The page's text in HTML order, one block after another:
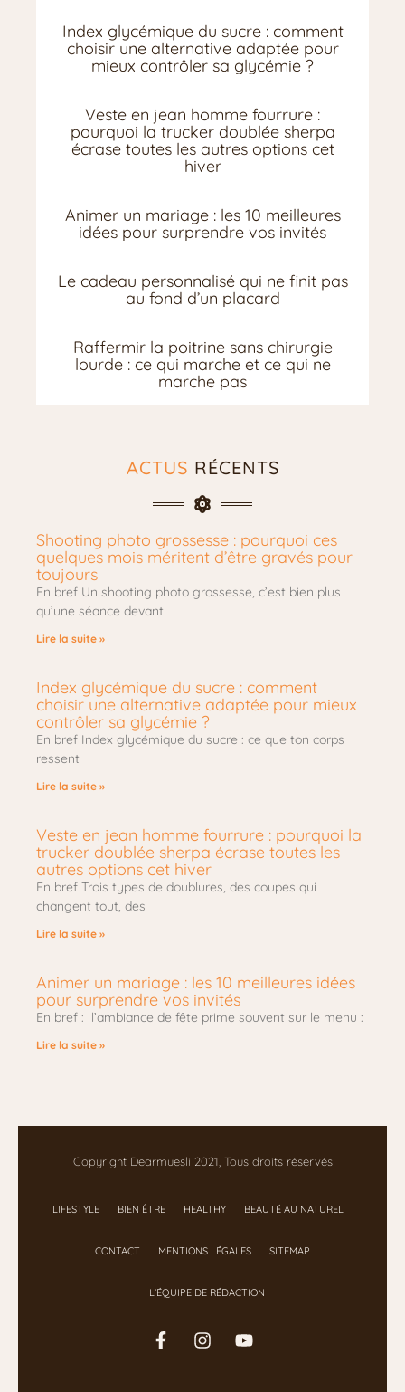
Index glycémique du sucre : comment
choisir une alternative adaptée pour
mieux contrôler sa glycémie ?
Veste en jean homme fourrure :
pourquoi la trucker doublée sherpa
écrase toutes les autres options cet
hiver
Animer un mariage : les 10 meilleures
idées pour surprendre vos invités
Le cadeau personnalisé qui ne finit pas
au fond d’un placard
Raffermir la poitrine sans chirurgie
lourde : ce qui marche et ce qui ne
marche pas
ACTUS RÉCENTS
Shooting photo grossesse : pourquoi ces
quelques mois méritent d’être gravés pour
toujours
En bref Un shooting photo grossesse, c’est bien plus
qu’une séance devant
Lire la suite »
Index glycémique du sucre : comment
choisir une alternative adaptée pour mieux
contrôler sa glycémie ?
En bref Index glycémique du sucre : ce que ton corps
ressent
Lire la suite »
Veste en jean homme fourrure : pourquoi la
trucker doublée sherpa écrase toutes les
autres options cet hiver
En bref Trois types de doublures, des coupes qui
changent tout, des
Lire la suite »
Animer un mariage : les 10 meilleures idées
pour surprendre vos invités
En bref : l’ambiance de fête prime souvent sur le menu :
Lire la suite »
Copyright Dearmuesli 2021, Tous droits réservés
LIFESTYLE BIEN ÊTRE HEALTHY BEAUTÉ AU NATUREL
CONTACT MENTIONS LÉGALES SITEMAP
L’ÉQUIPE DE RÉDACTION